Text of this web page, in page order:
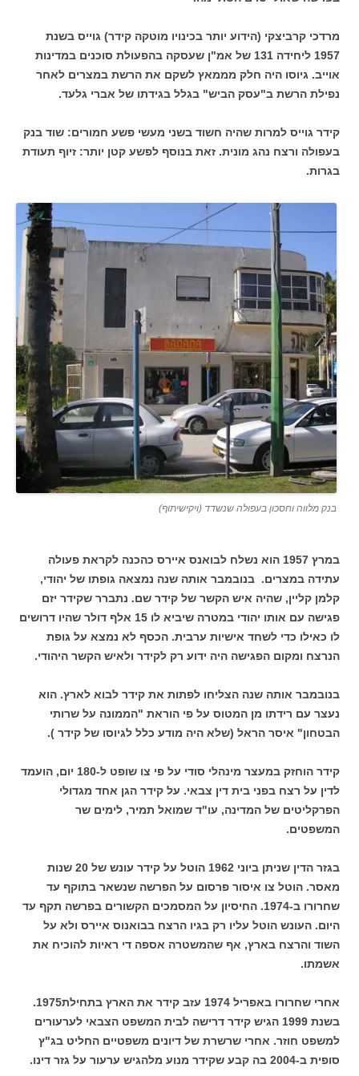
מרדכי קרביצקי (הידוע יותר בכינויו מוטקה קידר) גוייס בשנת
1957 ליחידה 131 של אמ"ן שעסקה בהפעולת סוכנים במדינות
אוייב. גיוסו היה חלק מממאץ לשקם את הרשת במצרים לאחר
נפילת הרשת ב"עסק הביש" בגלל בגידתו של אברי גלעד.
קידר גוייס למרות שהיה חשוד בשני מעשי פשע חמורים: שוד בנק
בעפולה ורצח נהג מונית. זאת בנוסף לפשע קטן יותר: זיוף תעודת
בגרות.
בנק מלווה וחסכון בעפולה שנשדד (ויקישיתוף)
במרץ 1957 הוא נשלח לבואנס איירס כהכנה לקראת פעולה
עתידה במצרים. בנובמבר אותה שנה נמצאה גופתו של יהודי,
קלמן קליין, שהיה איש הקשר של קידר שם. נתברר שקידר יזם
פגישה עם אותו יהודי במטרה שיביא לו 15 אלף דולר שהיו דרושים
לו כאילו כדי לשחד אישיות ערבית. הכסף לא נמצא על גופת
הנרצח ומקום הפגישה היה ידוע רק לקידר ולאיש הקשר היהודי.
בנובמבר אותה שנה הצליחו לפתות את קידר לבוא לארץ. הוא
נעצר עם רידתו מן המטוס על פי הוראת "הממונה על שרותי
הבטחון" איסר הראל (שלא היה מודע כלל לגיוסו של קידר ).
קידר הוחזק במעצר מינהלי סודי על פי צו שופט ל-180 יום, הועמד
לדין על רצח בפני בית דין צבאי. על קידר הגן אחד מגדולי
הפרקליטים של המדינה, עו"ד שמואל תמיר, לימים שר
המשפטים.
בגזר הדין שניתן ביוני 1962 הוטל על קידר עונש של 20 שנות
מאסר. הוטל צו איסור פרסום על הפרשה שנשאר בתוקף עד
שחרורו ב-1974. החיסיון על המסמכים הקשורים בפרשה תקף עד
היום. העונש הוטל עליו רק בגיו הרצח בבואנוס איירס ולא על
השוד והרצח בארץ, אף שהמשטרה אספה די ראיות להוכיח את
אשמתו.
אחרי שחרורו באפריל 1974 עזב קידר את הארץ בתחילת1975.
בשנת 1999 הגיש קידר דרישה לבית המשפט הצבאי לערעורים
למשפט חוזר. אחרי שרשרת של דיונים משפטיים החליט בג"ץ
סופית ב-2004 בה קבע שקידר מנוע מלהגיש ערעור על גזר דינו.